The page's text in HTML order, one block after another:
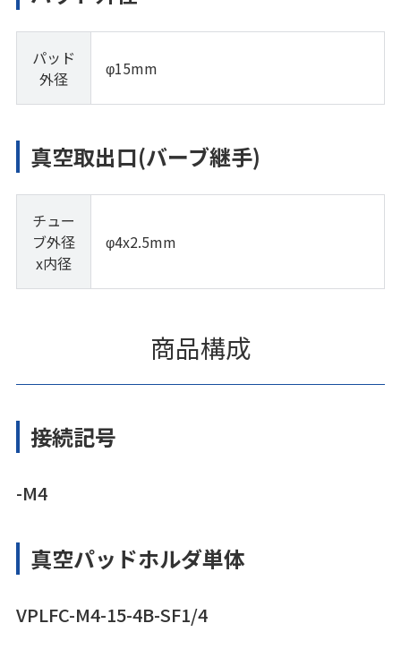
パッド
外径
φ15mm
真空取出口(バーブ継手)
チュー
ブ外径
x内径
φ4x2.5mm
商品構成
接続記号
-M4
真空パッドホルダ単体
VPLFC-M4-15-4B-SF1/4